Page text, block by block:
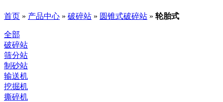
首页 » 产品中心 » 破碎站 » 圆锥式破碎站 » 轮胎式
全部
破碎站
筛分站
制砂站
输送机
挖掘机
撕碎机